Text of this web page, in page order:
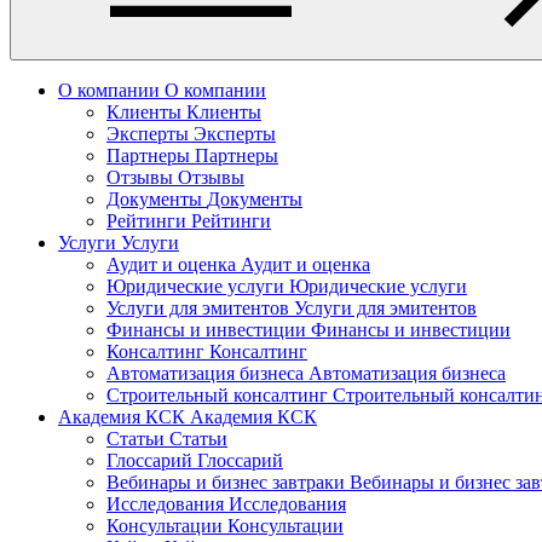
О компании О компании
Клиенты Клиенты
Эксперты Эксперты
Партнеры Партнеры
Отзывы Отзывы
Документы Документы
Рейтинги Рейтинги
Услуги Услуги
Аудит и оценка Аудит и оценка
Юридические услуги Юридические услуги
Услуги для эмитентов Услуги для эмитентов
Финансы и инвестиции Финансы и инвестиции
Консалтинг Консалтинг
Автоматизация бизнеса Автоматизация бизнеса
Строительный консалтинг Строительный
Академия КСК Академия КСК
Статьи Статьи
Глоссарий Глоссарий
Вебинары и бизнес завтраки Вебинары и бизнес
Исследования Исследования
Консультации Консультации